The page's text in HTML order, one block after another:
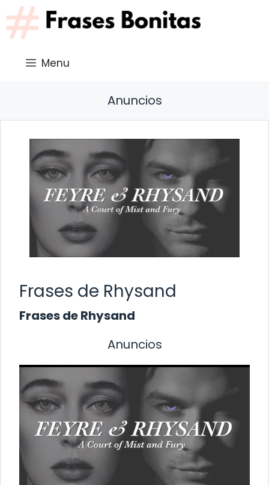
Saltar
al
contenido
Menu
Anuncios
Frases de Rhysand
Frases de Rhysand
Anuncios